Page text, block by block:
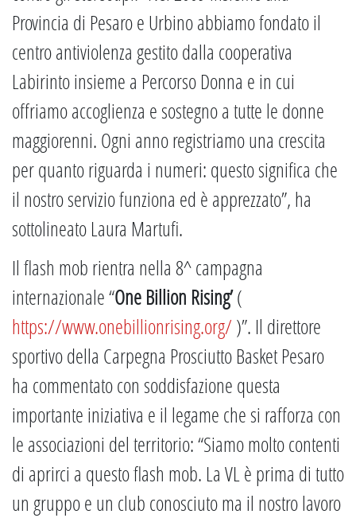
Provincia di Pesaro e Urbino abbiamo fondato il
centro antiviolenza gestito dalla cooperativa
Labirinto insieme a Percorso Donna e in cui
offriamo accoglienza e sostegno a tutte le donne
maggiorenni. Ogni anno registriamo una crescita
per quanto riguarda i numeri: questo significa che
il nostro servizio funziona ed è apprezzato”, ha
sottolineato Laura Martufi.
Il flash mob rientra nella 8^ campagna
internazionale “One Billion Rising’(
https://www.onebillionrising.org/ )”. Il direttore
sportivo della Carpegna Prosciutto Basket Pesaro
ha commentato con soddisfazione questa
importante iniziativa e il legame che si rafforza con
le associazioni del territorio: “Siamo molto contenti
di aprirci a questo flash mob. La VL è prima di tutto
un gruppo e un club conosciuto ma il nostro lavoro